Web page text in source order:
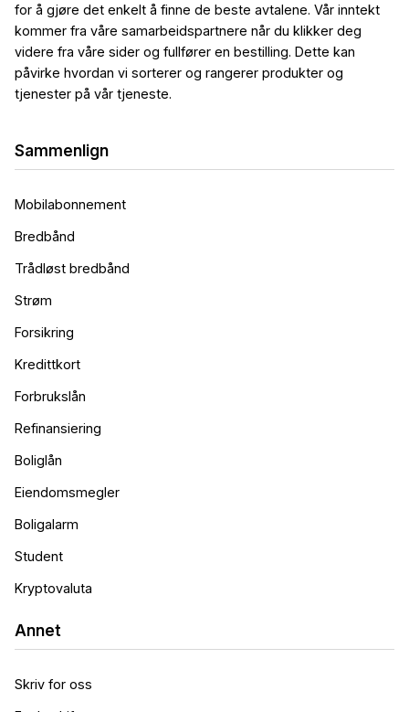
for å gjøre det enkelt å finne de beste avtalene. Vår inntekt
kommer fra våre samarbeidspartnere når du klikker deg
videre fra våre sider og fullfører en bestilling. Dette kan
påvirke hvordan vi sorterer og rangerer produkter og
tjenester på vår tjeneste.
Sammenlign
Mobilabonnement
Bredbånd
Trådløst bredbånd
Strøm
Forsikring
Kredittkort
Forbrukslån
Refinansiering
Boliglån
Eiendomsmegler
Boligalarm
Student
Kryptovaluta
Annet
Skriv for oss